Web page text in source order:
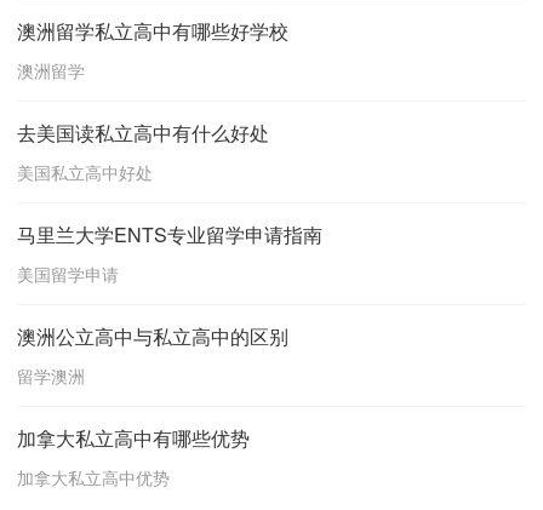
澳洲留学私立高中有哪些好学校
澳洲留学
去美国读私立高中有什么好处
美国私立高中好处
马里兰大学ENTS专业留学申请指南
美国留学申请
澳洲公立高中与私立高中的区别
留学澳洲
加拿大私立高中有哪些优势
加拿大私立高中优势